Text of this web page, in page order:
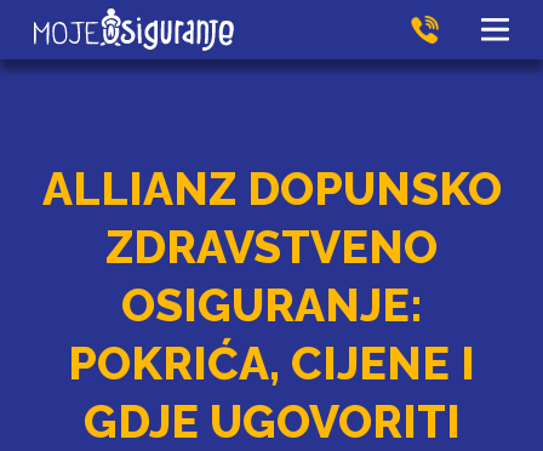
ALLIANZ DOPUNSKO
ZDRAVSTVENO
OSIGURANJE:
POKRIĆA, CIJENE I
GDJE UGOVORITI